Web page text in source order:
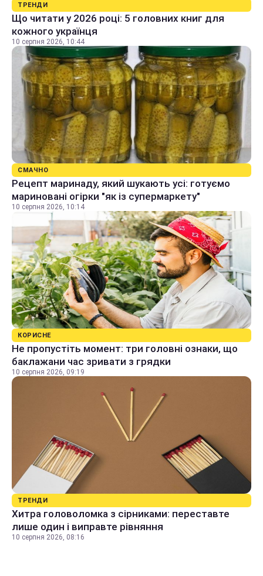
ТРЕНДИ
Що читати у 2026 році: 5 головних книг для
кожного українця
10 серпня 2026, 10:44
СМАЧНО
Рецепт маринаду, який шукають усі: готуємо
мариновані огірки "як із супермаркету"
10 серпня 2026, 10:14
КОРИСНЕ
Не пропустіть момент: три головні ознаки, що
баклажани час зривати з грядки
10 серпня 2026, 09:19
ТРЕНДИ
Хитра головоломка з сірниками: переставте
лише один і виправте рівняння
10 серпня 2026, 08:16